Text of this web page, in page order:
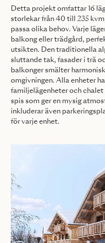
Detta projekt omfattar 16
storlekar från 40 till 235
passa olika behov. Varje
balkong eller trädgård,
utsikten. Den traditionella
sluttande tak, fasader i trä
balkonger smälter
omgivningen. Alla enheter
familjelägenheter och
spis som ger en mysig
inkluderar även
för varje enhet.